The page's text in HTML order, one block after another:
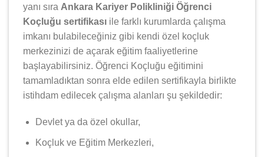
yanı sıra Ankara Kariyer Polikliniği Öğrenci
Koçluğu sertifikası ile farklı kurumlarda çalışma
imkanı bulabileceğiniz gibi kendi özel koçluk
merkezinizi de açarak eğitim faaliyetlerine
başlayabilirsiniz. Öğrenci Koçluğu eğitimini
tamamladıktan sonra elde edilen sertifikayla birlikte
istihdam edilecek çalışma alanları şu şekildedir:
Devlet ya da özel okullar,
Koçluk ve Eğitim Merkezleri,